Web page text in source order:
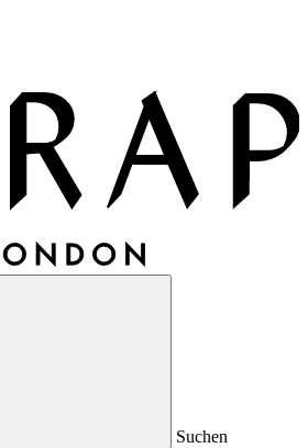
Suchen